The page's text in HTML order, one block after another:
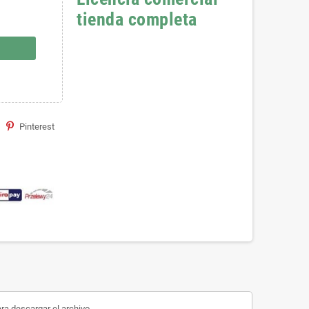
Pinterest
tienda completa